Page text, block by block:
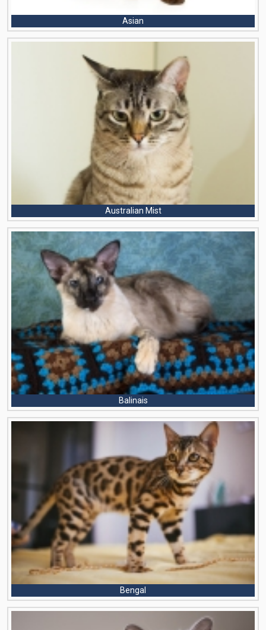
Asian
Australian Mist
Balinais
Bengal